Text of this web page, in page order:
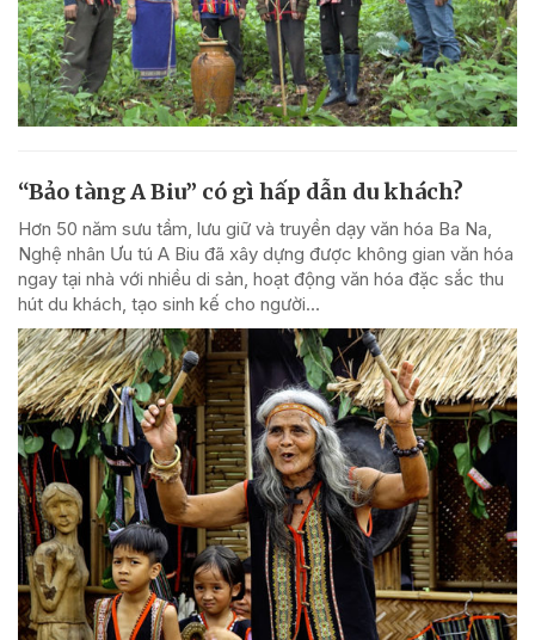
“Bảo tàng A Biu” có gì hấp dẫn du khách?
Hơn 50 năm sưu tầm, lưu giữ và truyền dạy văn hóa Ba Na,
Nghệ nhân Ưu tú A Biu đã xây dựng được không gian văn hóa
ngay tại nhà với nhiều di sản, hoạt động văn hóa đặc sắc thu
hút du khách, tạo sinh kế cho người...